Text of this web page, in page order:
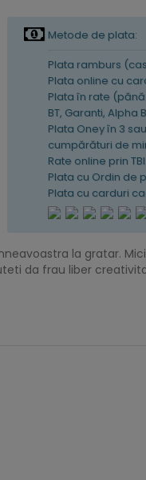
Metode de plata:
Plata ramburs
Plata online cu
Plata în rate
BT, Garanti, Alpha
Plata Oney în 3
cumpărături de
Rate online prin TBI
Plata cu Ordin de
Plata cu carduri
la gratar.
da frau liber